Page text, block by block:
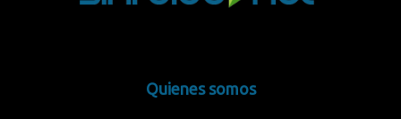
Quienes somos